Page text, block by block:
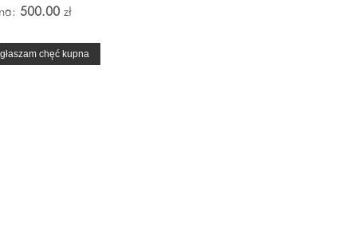
500.00zł
chęć kupna